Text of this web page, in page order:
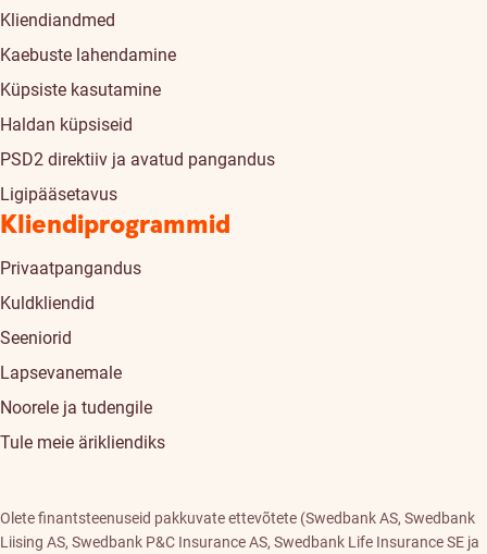
Kliendiandmed
Kaebuste lahendamine
Küpsiste kasutamine
Haldan küpsiseid
PSD2 direktiiv ja avatud pangandus
Ligipääsetavus
Kliendiprogrammid
Privaatpangandus
Kuldkliendid
Seeniorid
Lapsevanemale
Noorele ja tudengile
Tule meie ärikliendiks
Olete finantsteenuseid pakkuvate ettevõtete (Swedbank AS, Swedbank
Liising AS, Swedbank P&C Insurance AS, Swedbank Life Insurance SE ja